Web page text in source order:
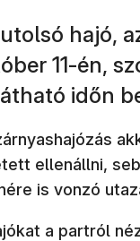
hajó,
11-én,
időn
ellenállni,
is vonzó
a partról